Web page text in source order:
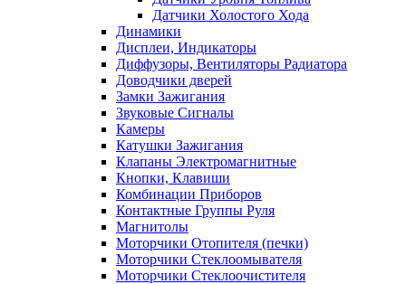
Датчики Холостого Хода
Динамики
Дисплеи, Индикаторы
Диффузоры, Вентиляторы Радиатора
Доводчики дверей
Замки Зажигания
Звуковые Сигналы
Камеры
Катушки Зажигания
Клапаны Электромагнитные
Кнопки, Клавиши
Комбинации Приборов
Контактные Группы Руля
Магнитолы
Моторчики Отопителя (печки)
Моторчики Стеклоомывателя
Моторчики Стеклоочистителя